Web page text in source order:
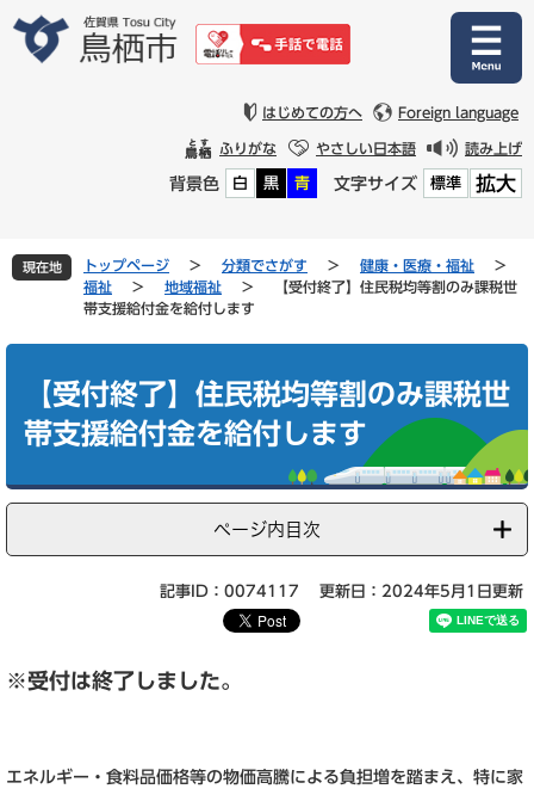
文
はじめての方へ Foreign language
ふりがな やさしい日本語 読み上げ
背景色 白 黒 青 文字サイズ 標準 拡大
現在地 トップページ > 分類でさがす > 健康・医療・福祉
>
福祉
> 地域福祉 >
【受付終了】住民税均等割のみ課税世
帯支援給付金を給付します
【受付終了】住民税均等割のみ課税世
帯支援給付金を給付します
ページ内目次
記事ID：0074117 更新日：2024年5月1日更新
※受付は終了しました。
エネルギー・食料品価格等の物価高騰による負担増を踏まえ、特に家